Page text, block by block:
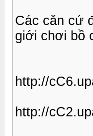
Các căn cứ
giới chơi bồ
http://
http://